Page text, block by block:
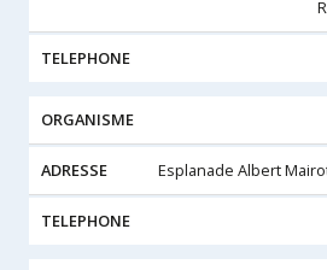
Esplanade Albert